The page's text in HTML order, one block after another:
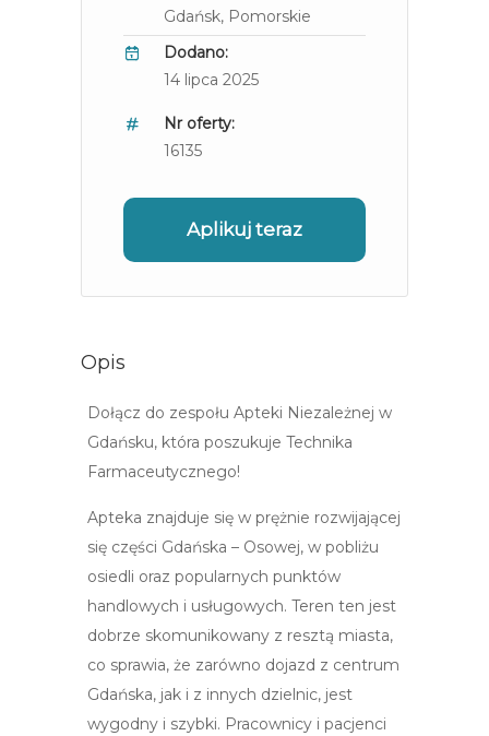
Gdańsk, Pomorskie
Dodano:
14 lipca 2025
Nr oferty:
16135
Aplikuj teraz
Opis
Dołącz do zespołu Apteki Niezależnej w
Gdańsku, która poszukuje Technika
Farmaceutycznego!​
Apteka znajduje się w prężnie rozwijającej
się części Gdańska – Osowej, w pobliżu
osiedli oraz popularnych punktów
handlowych i usługowych. Teren ten jest
dobrze skomunikowany z resztą miasta,
co sprawia, że zarówno dojazd z centrum
Gdańska, jak i z innych dzielnic, jest
wygodny i szybki. Pracownicy i pacjenci